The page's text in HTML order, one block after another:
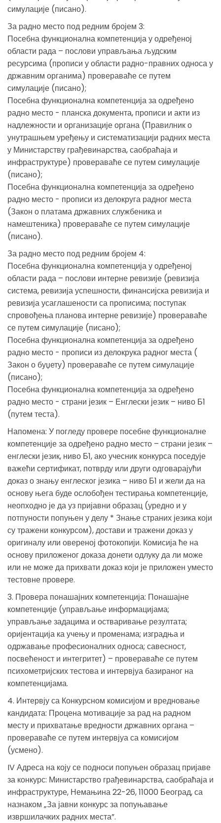
симулације (писано).
За радно место под редним бројем 3:
Посебна функционална компетенција у одређеној
области рада – послови управљања људским
ресурсима (прописи у области радно-правних односа у
државним органима) провераваће се путем
симулације (писано);
Посебна функционална компетенција за одређено
радно место - планска документа, прописи и акти из
надлежности и организације органа (Правилник о
унутрашњем уређењу и систематизацији радних места
у Министарству грађевинарства, саобраћаја и
инфраструктуре) провераваће се путем симулације
(писано);
Посебна функционална компетенција за одређено
радно место - прописи из делокруга радног места
(Закон о платама државних службеника и
намештеника) провераваће се путем симулације
(писано).
За радно место под редним бројем 4:
Посебна функционална компетенција у одређеној
области рада – послови интерне ревизије (ревизија
система, ревизија успешности, финансијска ревизија и
ревизија усаглашености са прописима; поступак
спровођења планова интерне ревизије) провераваће
се путем симулације (писано);
Посебна функционална компетенција за одређено
радно место - прописи из делокрука радног места (
Закон о буџету) провераваће се путем симулације
(писано);
Посебна функционална компетенција за одређено
радно место - страни језик – Енглески језик – ниво Б1
(путем теста).
Напомена: У погледу провере посебне функционалне
компетенције за одређено радно место – страни језик –
енглески језик, ниво Б1, ако учесник конкурса поседује
важећи сертификат, потврду или други одговарајући
доказ о знању енглеског језика – ниво Б1 и жели да на
основу њега буде ослобођен тестирања компетенције,
неопходно је да уз пријавни образац (уредно и у
потпуности попуњен у делу * Знање страних језика који
су тражени конкурсом), достави и тражени доказ у
оригиналу или овереној фотокопији. Комисија ће на
основу приложеног доказа донети одлуку да ли може
или не може да прихвати доказ који је приложен уместо
тестовне провере.
3. Провера понашајних компетенција: Понашајне
компетенције (управљање информацијама;
управљање задацима и остваривање резултата;
оријентација ка учењу и променама; изградња и
одржавање професионалних односа; савесност,
посвећеност и интегритет) – провераваће се путем
психометријских тестова и интервјуа базираног на
компетенцијама.
4. Интервју са Конкурсном комисијом и вредновање
кандидата: Процена мотивације за рад на радном
месту и прихватање вредности државних органа –
провераваће се путем интервјуа са комисијом
(усмено).
IV Адреса на коју се подноси попуњен образац пријаве
за конкурс: Министарство грађевинарства, саобраћаја и
инфраструктуре, Немањина 22-26, 11000 Београд, са
назнаком „За јавни конкурс за попуњавање
извршилачких радних места”.